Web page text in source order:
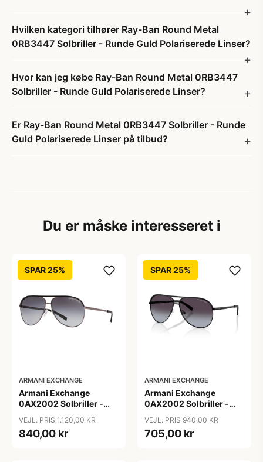
Hvilken kategori tilhører Ray-Ban Round Metal
0RB3447 Solbriller - Runde Guld Polariserede Linser?
Hvor kan jeg købe Ray-Ban Round Metal 0RB3447
Solbriller - Runde Guld Polariserede Linser?
Er Ray-Ban Round Metal 0RB3447 Solbriller - Runde
Guld Polariserede Linser på tilbud?
Du er måske interesseret i
SPAR 25%
ARMANI EXCHANGE
Armani Exchange
0AX2002 Solbriller -
Polariserede Linser
VEJL. PRIS 1.120,00 KR
840,00 kr
SPAR 25%
ARMANI EXCHANGE
Armani Exchange
0AX2002 Solbriller -
VEJL. PRIS 940,00 KR
705,00 kr